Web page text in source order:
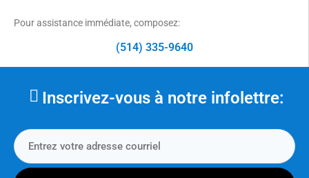
Pour assistance immédiate, composez:
(514) 335-9640
Inscrivez-vous à notre infolettre: